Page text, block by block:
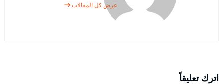
عرض كل المقالات
اترك تعليقاً